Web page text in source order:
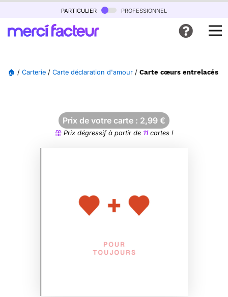
particulier professionnel
🏠 / Carterie / Carte déclaration d'amour / Carte cœurs entrelacés
Prix de votre carte : 2,99 €
Prix dégressif à partir de 11cartes !